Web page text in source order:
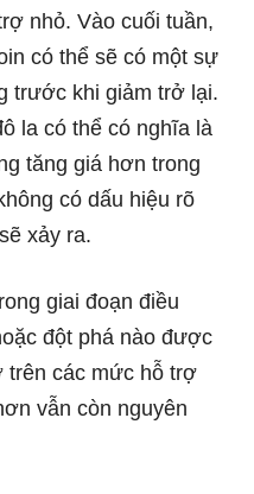
nhỏ. Vào cuối tuần,
có thể sẽ có một sự
trước khi giảm trở lại.
la có thể có nghĩa là
tăng giá hơn trong
có dấu hiệu rõ
xảy ra.
giai đoạn điều
đột phá nào được
trên các mức hỗ trợ
vẫn còn nguyên